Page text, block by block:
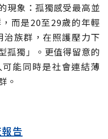
現象：孤獨感受最高並
而是20至29歲的年輕
族群，在照護壓力下
孤獨」。更值得留意的
能同時是社會連結薄
。
告